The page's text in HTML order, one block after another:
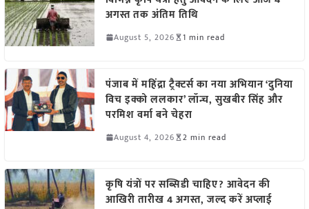
अगस्त तक अंतिम तिथि
August 5, 2026 1 min read
पंजाब में महिंद्रा ट्रैक्टर्स का नया अभियान ‘दुनिया
विच इक्को ललकार’ लॉन्च, सुखबीर सिंह और
परमिश वर्मा बने चेहरा
August 4, 2026 2 min read
कृषि यंत्रों पर सब्सिडी चाहिए? आवेदन की
आखिरी तारीख 4 अगस्त, जल्द करें अप्लाई